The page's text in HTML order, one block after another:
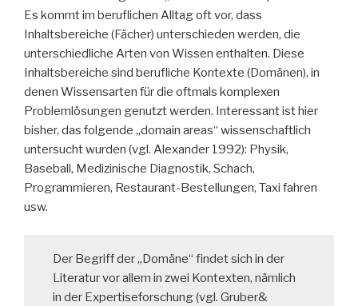
Es kommt im beruflichen Alltag oft vor, dass
Inhaltsbereiche (Fächer) unterschieden werden, die
unterschiedliche Arten von Wissen enthalten. Diese
Inhaltsbereiche sind berufliche Kontexte (Domänen), in
denen Wissensarten für die oftmals komplexen
Problemlösungen genutzt werden. Interessant ist hier
bisher, das folgende „domain areas“ wissenschaftlich
untersucht wurden (vgl. Alexander 1992): Physik,
Baseball, Medizinische Diagnostik, Schach,
Programmieren, Restaurant-Bestellungen, Taxi fahren
usw.
Der Begriff der ,,Domäne“ findet sich in der
Literatur vor allem in zwei Kontexten, nämlich
in der Expertiseforschung (vgl. Gruber&